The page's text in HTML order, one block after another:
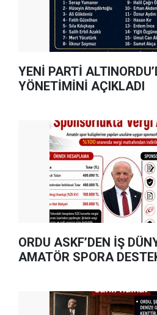
YENİ PARTİ
YÖNETİMİNİ AÇIKLADI
ORDU ASKF’DEN İŞ
AMATÖR SPORA